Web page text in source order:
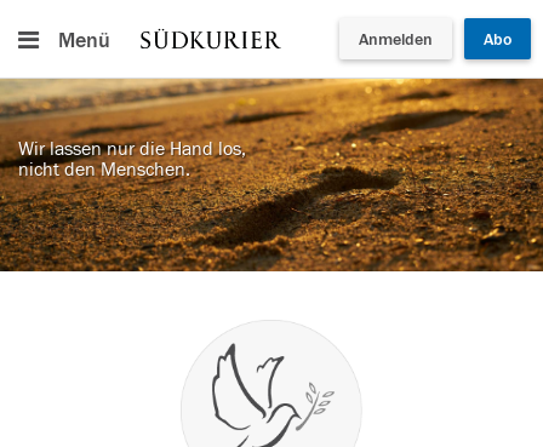
Menü Anmelden Abo
Wir lassen nur die Hand los,
nicht den Menschen.